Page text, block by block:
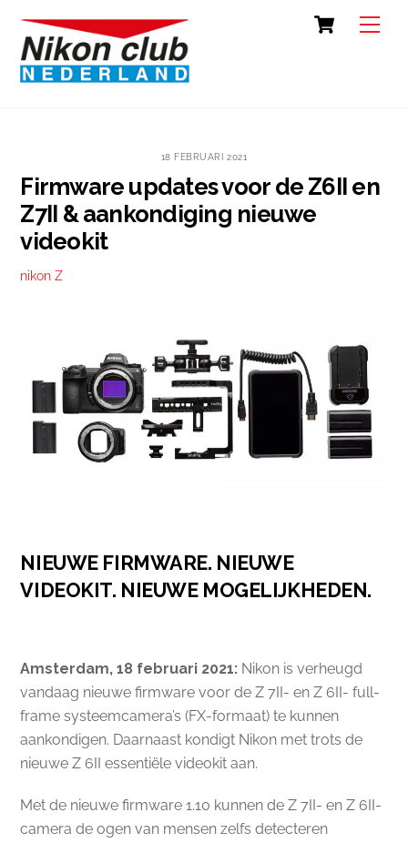
content
Cart
18 FEBRUARI 2021
Firmware updates voor de Z6II en
Z7II & aankondiging nieuwe
videokit
nikon Z
NIEUWE FIRMWARE. NIEUWE
VIDEOKIT. NIEUWE MOGELIJKHEDEN.
Amsterdam, 18 februari 2021: Nikon is verheugd
vandaag nieuwe firmware voor de Z 7II- en Z 6II- full-
frame systeemcamera’s (FX-formaat) te kunnen
aankondigen. Daarnaast kondigt Nikon met trots de
nieuwe Z 6II essentiële videokit aan.
Met de nieuwe firmware 1.10 kunnen de Z 7II- en Z 6II-
camera de ogen van mensen zelfs detecteren